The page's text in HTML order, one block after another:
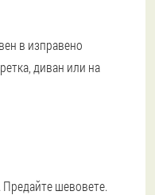
в изправено
диван или на
шевовете.